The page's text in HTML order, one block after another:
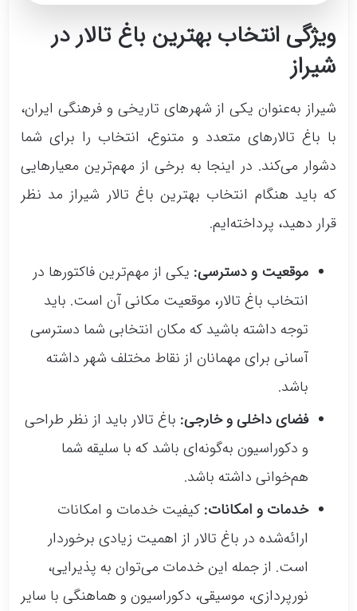
ونک به دلیل امکانات به‌روز و محیطی آرام، یک
انتخاب ایده‌آل برای روزهای خاص زندگی
شماست.
خدمات:
پارکینگ اختصاصی
تشریفات
ورود رایگان عروس داماد با اسب و کالسکه
ویژگی انتخاب بهترین باغ تالار در
شیراز
شیراز به‌عنوان یکی از شهرهای تاریخی و فرهنگی ایران،
با باغ تالارهای متعدد و متنوع، انتخاب را برای شما
دشوار می‌کند. در اینجا به برخی از مهم‌ترین معیارهایی
که باید هنگام انتخاب بهترین باغ تالار شیراز مد نظر
قرار دهید، پرداخته‌ایم.
موقعیت و دسترسی: یکی از مهم‌ترین فاکتورها در
انتخاب باغ تالار، موقعیت مکانی آن است. باید
توجه داشته باشید که مکان انتخابی شما دسترسی
آسانی برای مهمانان از نقاط مختلف شهر داشته
باشد.
فضای داخلی و خارجی: باغ تالار باید از نظر طراحی
و دکوراسیون به‌گونه‌ای باشد که با سلیقه شما
هم‌خوانی داشته باشد.
خدمات و امکانات: کیفیت خدمات و امکانات
ارائه‌شده در باغ تالار از اهمیت زیادی برخوردار
است. از جمله این خدمات می‌توان به پذیرایی،
نورپردازی، موسیقی، دکوراسیون و هماهنگی با سایر